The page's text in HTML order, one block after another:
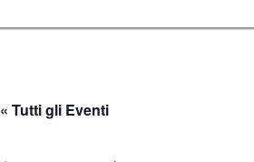
« Tutti gli Eventi